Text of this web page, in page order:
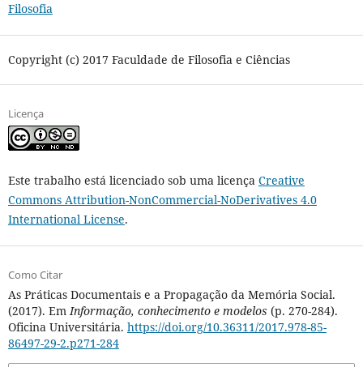
Filosofia
Copyright (c) 2017 Faculdade de Filosofia e Ciências
Licença
Este trabalho está licenciado sob uma licença Creative
Commons Attribution-NonCommercial-NoDerivatives 4.0
International License.
Como Citar
As Práticas Documentais e a Propagação da Memória Social.
(2017). EmInformação, conhecimento e modelos (p. 270-284).
Oficina Universitária. https://doi.org/10.36311/2017.978-85-
86497-29-2.p271-284